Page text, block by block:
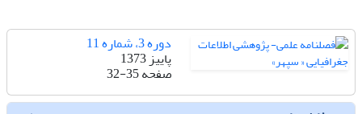
دوره 3، شماره 11
پاییز 1373
صفحه32-35